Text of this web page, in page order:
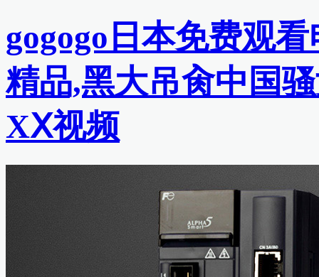
gogogo日本免费观
精品,黑大吊肏中国
XⅩ视频